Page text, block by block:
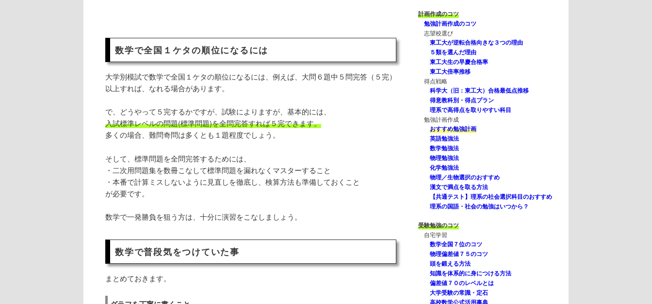
数学で全国１ケタの順位になるには
大学別模試で数学で全国１ケタの順位になるには、例えば、大問６題中５問完答（５完）
以上すれば、なれる場合があります。
で、どうやって５完するかですが、試験によりますが、基本的には、
入試標準レベルの問題(標準問題)を全問完答すれば５完できます。
多くの場合、難問奇問は多くとも１題程度でしょう。
そして、標準問題を全問完答するためには、
・二次用問題集を数冊こなして標準問題を漏れなくマスターすること
・本番で計算ミスしないように見直しを徹底し、検算方法も準備しておくこと
が必要です。
数学で一発勝負を狙う方は、十分に演習をこなしましょう。
数学で普段気をつけていた事
まとめておきます。
計画作成のコツ
勉強計画作成のコツ
志望校選び
東工大が逆転合格向きな３つの理由
５類を選んだ理由
東工大生の早慶合格率
東工大倍率推移
得点戦略
科学大（旧：東工大）合格最低点推移
得意教科別・得点プラン
理系で高得点を取りやすい科目
勉強計画作成
おすすめ勉強計画
英語勉強法
数学勉強法
物理勉強法
化学勉強法
物理／生物選択のおすすめ
漢文で満点を取る方法
【共通テスト】理系の社会選択科目のおすすめ
理系の国語・社会の勉強はいつから？
受験勉強のコツ
自宅学習
数学全国７位のコツ
物理偏差値７５のコツ
頭を鍛える方法
知識を体系的に身につける方法
偏差値７０のレベルとは
大学受験の常識・定石
高校数学公式活用事典